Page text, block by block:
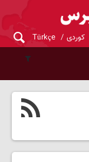
کوردی Türkçe